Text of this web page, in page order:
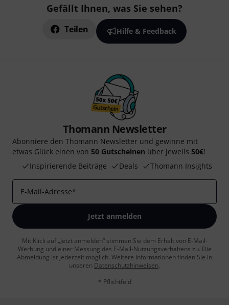
Gefällt Ihnen, was Sie sehen?
Teilen Hilfe & Feedback
Thomann Newsletter
Abonniere den Thomann Newsletter und gewinne mit
etwas Glück einen von 50 Gutscheinen über jeweils 50€!
Inspirierende Beiträge
Deals Thomann Insights
E-Mail-Adresse*
Jetzt anmelden
Mit Klick auf „Jetzt anmelden“ stimmen Sie dem Erhalt von E-Mail-
Werbung und einer Messung des E-Mail-Nutzungsverhaltens zu. Die
Abmeldung ist jederzeit möglich. Weitere Informationen finden Sie in
unseren Datenschutzhinweisen.
* Pflichtfeld